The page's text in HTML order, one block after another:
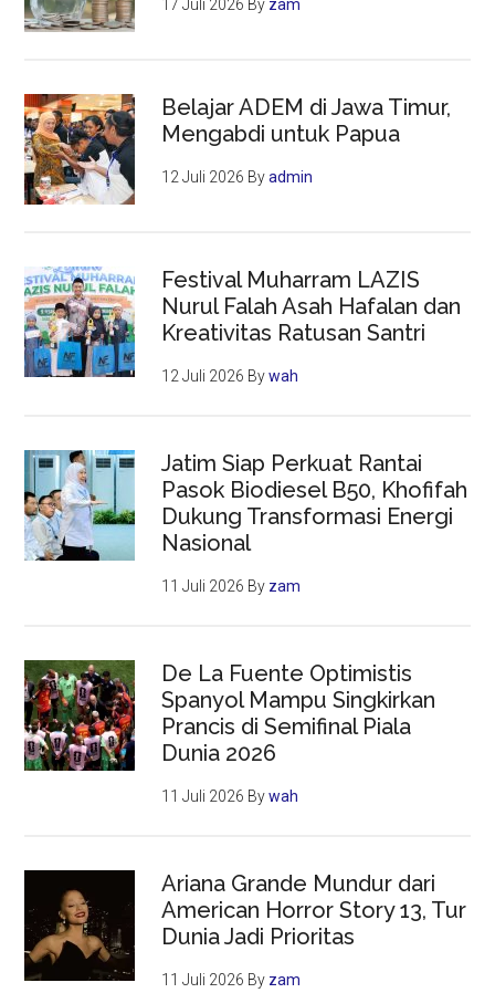
17 Juli 2026 By zam
Belajar ADEM di Jawa Timur,
Mengabdi untuk Papua
12 Juli 2026 Byadmin
Festival Muharram LAZIS
Nurul Falah Asah Hafalan dan
Kreativitas Ratusan Santri
12 Juli 2026 Bywah
Jatim Siap Perkuat Rantai
Pasok Biodiesel B50, Khofifah
Dukung Transformasi Energi
Nasional
11 Juli 2026 By zam
De La Fuente Optimistis
Spanyol Mampu Singkirkan
Prancis di Semifinal Piala
Dunia 2026
11 Juli 2026 Bywah
Ariana Grande Mundur dari
American Horror Story 13, Tur
Dunia Jadi Prioritas
11 Juli 2026 By zam